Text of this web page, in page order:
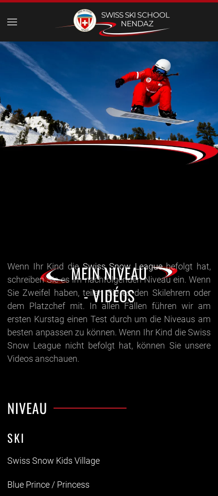
Skip to main content
MEIN NIVEAU
- VIDÉOS
Wenn Ihr Kind dieSwiss Snow Leaguebefolgt hat,
schreiben Sie es im nachfolgenden Niveau ein. Wenn
Sie Zweifel haben, teilen Sie es den Skilehrern oder
dem Platzchef mit. In allen Fällen führen wir am
ersten Kurstag einen Test durch um die Niveaus am
besten anpassen zu können. Wenn Ihr Kind die Swiss
Snow League nicht befolgt hat, können Sie unsere
Videos anschauen.
NIVEAU
SKI
Swiss Snow Kids Village
Blue Prince / Princess